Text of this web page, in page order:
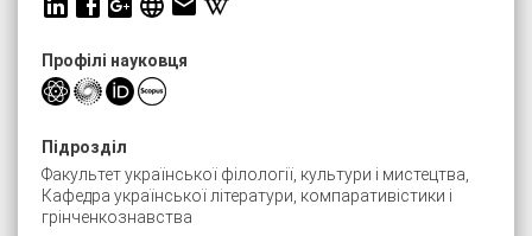
Профілі науковця
Підрозділ
Факультет української філології, культури і мистецтва,
Кафедра української літератури, компаративістики і
грінченкознавства